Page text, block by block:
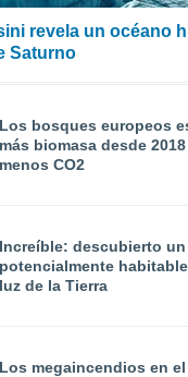
revela un océano
Saturno
Los bosques europeos
más biomasa desde
menos CO2
Increíble: descubierto
potencialmente
luz de la Tierra
Los megaincendios en